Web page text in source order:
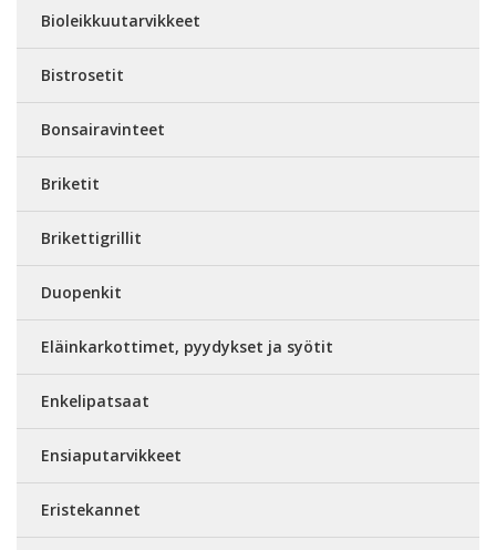
Bioleikkuutarvikkeet
Bistrosetit
Bonsairavinteet
Briketit
Brikettigrillit
Duopenkit
Eläinkarkottimet, pyydykset ja syötit
Enkelipatsaat
Ensiaputarvikkeet
Eristekannet